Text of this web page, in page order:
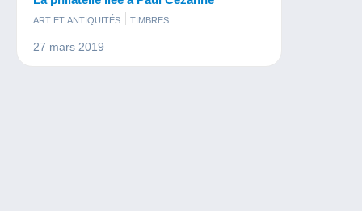
ART ET ANTIQUITÉS TIMBRES
27 mars 2019